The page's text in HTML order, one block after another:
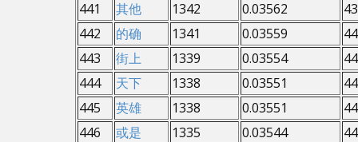
441 其他 1342 0.03562
442
的确 1341 0.03559
443
街上 1339 0.03554
444
天下 1338 0.03551
445
英雄 1338 0.03551
446
或是 1335 0.03544